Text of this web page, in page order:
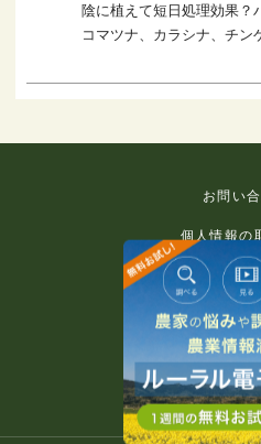
陰に植えて短日処理効果？
コマツナ、カラシナ、チン
お問い
個人情報の
免責
利用
推奨
著作権等